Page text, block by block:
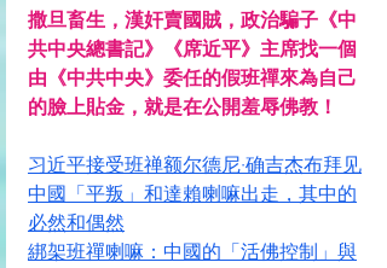
撒旦畜生，漢奸賣國賊，政治騙子《中
共中央總書記》《席近平》主席找一個
由《中共中央》委任的假班禪來為自己
的臉上貼金，就是在公開羞辱佛教！
习近平接受班禅额尔德尼·确吉杰布拜见
中國「平叛」和達賴喇嘛出走，其中的
必然和偶然
綁架班禪喇嘛：中國的「活佛控制」與